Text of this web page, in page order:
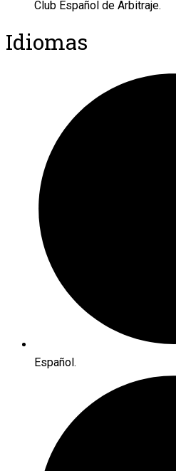
Club Español de Arbitraje.
Idiomas
Español.